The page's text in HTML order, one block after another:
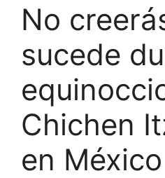
No
sucede
Chichen
en México